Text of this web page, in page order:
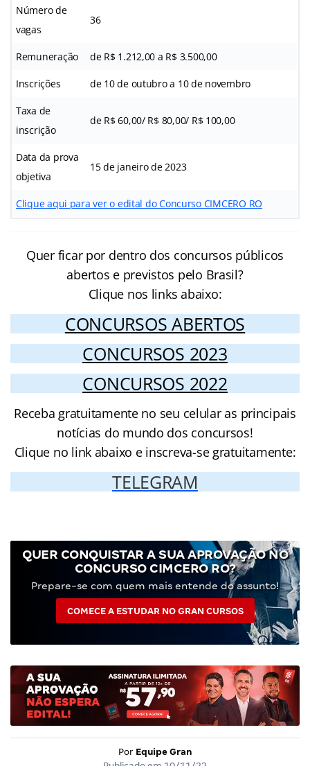
Número de
vagas
36
Remuneração de R$ 1.212,00 a R$ 3.500,00
Inscrições de 10 de outubro a 10 de novembro
Taxa de
inscrição
de R$ 60,00/ R$ 80,00/ R$ 100,00
Data da prova
objetiva
15 de janeiro de 2023
Clique aqui para ver o edital do Concurso CIMCERO RO
Quer ficar por dentro dos concursos públicos
abertos e previstos pelo Brasil?
Clique nos links abaixo:
CONCURSOS ABERTOS
CONCURSOS 2023
CONCURSOS 2022
Receba gratuitamente no seu celular as principais
notícias do mundo dos concursos!
Clique no link abaixo e inscreva-se gratuitamente:
TELEGRAM
QUER CONQUISTAR A SUA APROVAÇÃO NO
CONCURSO CIMCERO RO?
Prepare-se com quem mais entende do assunto!
COMECE A ESTUDAR NO GRAN CURSOS
Por Equipe Gran